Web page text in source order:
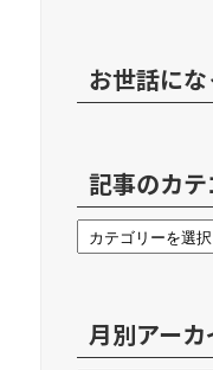
お世話に
記事のカ
月別アー